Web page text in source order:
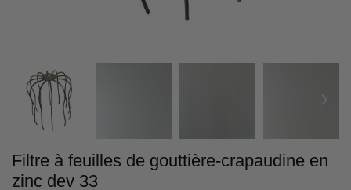
Filtre à feuilles de gouttière-crapaudine en
zinc dev 33